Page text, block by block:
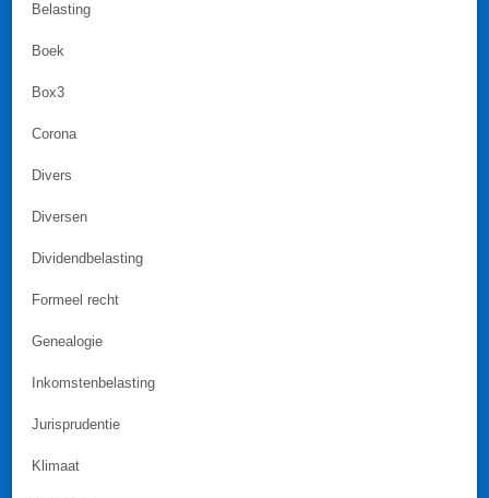
Belasting
Boek
Box3
Corona
Divers
Diversen
Dividendbelasting
Formeel recht
Genealogie
Inkomstenbelasting
Jurisprudentie
Klimaat